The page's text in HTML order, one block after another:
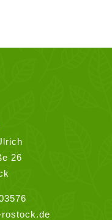
26
rostock.de